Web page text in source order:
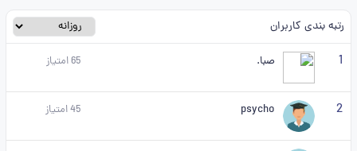
رتبه بندی کاربران
1 صبا. 65امتیاز
2
psycho
45امتیاز